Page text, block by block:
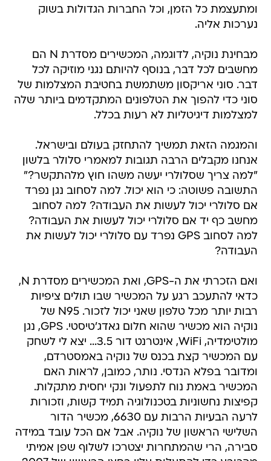
ומתעצמת כל הזמן, וכל החברות הגדולות בשוק
נערכות אליה.
מבחינת נוקיה, לדוגמה, המכשירים מסדרת N הם
מחשבים לכל דבר, בנוסף להיותם נגני מוזיקה לכל
דבר. סוני אריקסון משתמשת בחטיבת המצלמות של
סוני כדי להפוך את הטלפונים המתקדמים ביותר שלה
למצלמות דיגיטליות לא רעות בכלל.
והמגמה הזאת תמשיך להתחזק בעולם ובישראל.
אנחנו מקבלים הרבה תגובות למאמרי סלולר בלשון
"למה צריך שסלולרי יעשה משהו חוץ מלהתקשר?"
התשובה פשוטה: כי הוא יכול. למה לסחוב נגן נפרד
אם סלולרי יכול לעשות את העבודה? למה לסחוב
מחשב כף יד אם סלולרי יכול לעשות את העבודה?
למה לסחוב GPS נפרד עם סלולרי יכול לעשות את
העבודה?
ואם הזכרתי את ה-GPS, ואת המכשירים מסדרת N,
כדאי להתעכב רגע על המכשיר שבו תולים ציפיות
רבות יותר מכל טלפון שאני יכול לזכור. N95 של
נוקיה הוא מכשיר שהוא חלום גאדג'טיסטי. GPS, נגן
מולטימדיה, WiFi, אינטרנט דור 3.5... יצא לי לשחק
עם המכשיר קצת בכנס של נוקיה באמסטרדם,
ומדובר בפלא הנדסי. נותר, כמובן, לראות האם
המכשיר באמת נוח לתפעול ונקי יחסית מתקלות.
קפיצות נחשוניות בטכנולוגיה תמיד קשות, וזכורות
לרעה הבעיות הרבות עם 6630, מכשיר הדור
השלישי הראשון של נוקיה. אבל אם הכל עובד במידה
סבירה, הרי שהמתחרות יצטרכו לשלוף שפן אמיתי